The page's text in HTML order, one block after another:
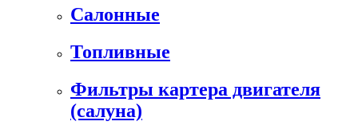
Салонные
Топливные
Фильтры картера двигателя
(салуна)